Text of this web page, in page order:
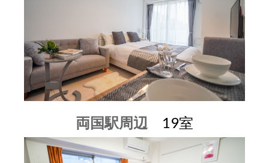
両国駅周辺 19室